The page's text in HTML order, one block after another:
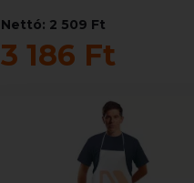
Nettó: 2 509 Ft
3 186 Ft